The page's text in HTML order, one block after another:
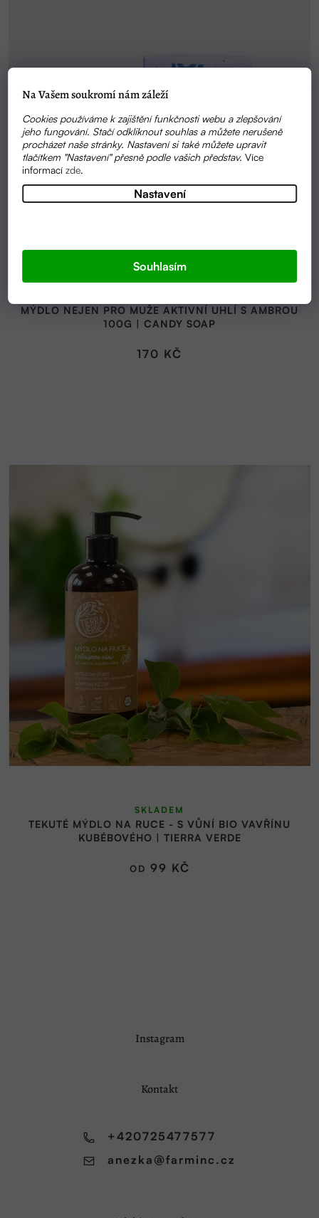
Na Vašem soukromí nám záleží
Cookies používáme k zajištění funkčnosti webu a zlepšování
jeho fungování. Stačí odkliknout souhlas a můžete nerušeně
procházet naše stránky. Nastavení si také můžete upravit
tlačítkem "Nastavení" přesně podle vašich představ.Více
informacízde.
Nastavení
Souhlasím
MÝDLO NEJEN PRO MUŽE AKTIVNÍ UHLÍ S AMBROU
100G | CANDY SOAP
170 KČ
TEKUTÉ MÝDLO NA RUCE - S VŮNÍ BIO VAVŘÍNU
KUBÉBOVÉHO | TIERRA VERDE
SKLADEM
OD 99 KČ
Instagram
Kontakt
anezka @farminc.cz
+420725477577